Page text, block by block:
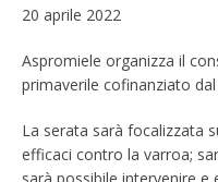
20 aprile 2022
Aspromiele organizza il
primaverile cofinanziato
La serata sarà focalizzata
efficaci contro la varroa;